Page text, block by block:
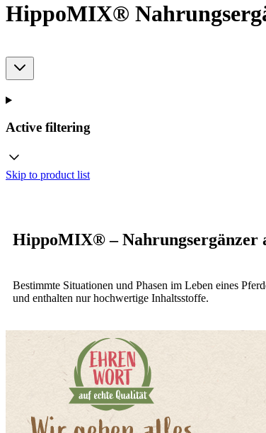
HippoMIX®
Active filtering
Skip to product list
HippoMIX® – Nahrungsergänzer
Bestimmte Situationen und Phasen im Leben eines
und enthalten nur hochwertige Inhaltsstoffe.